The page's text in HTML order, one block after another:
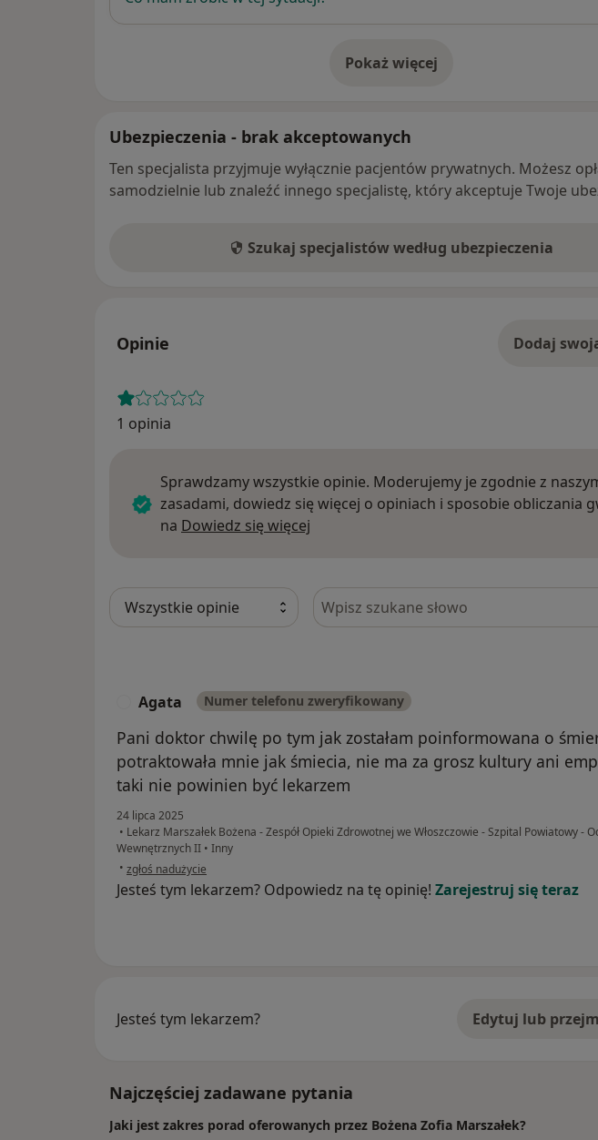
Pokaż więcej
o adresie
Ubezpieczenia - brak akceptowanych
Ten specjalista przyjmuje wyłącznie pacjentów prywatnych. Możesz
samodzielnie lub znaleźć innego specjalistę, który akceptuje Twoje
Szukaj specjalistów według ubezpieczenia
Opinie Dodaj
1 opinia
Sprawdzamy wszystkie opinie. Moderujemy je zgodnie z
zasadami, dowiedz się więcej o opiniach i sposobie obliczania
na Dowiedz się więcej
Szukaj w opiniach
Agata Numer telefonu zweryfikowany
Pani doktor chwilę po tym jak zostałam poinformowana o
potraktowała mnie jak śmiecia, nie ma za grosz kultury ani
taki nie powinien być lekarzem
24 lipca 2025
• Lekarz Marszałek Bożena - Zespół Opieki Zdrowotnej we Włoszczowie - Szpital Powiatowy -
Wewnętrznych II • Inny
• w opinii użytkownika Agata
zgłoś nadużycie
Jesteś tym lekarzem? Odpowiedz na tę opinię! Zarejestruj się teraz
Jesteś tym lekarzem? Edytuj lub
Najczęściej zadawane pytania
Jaki jest zakres porad oferowanych przez Bożena Zofia Marszałek?